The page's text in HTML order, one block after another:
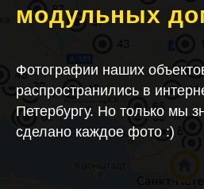
модульных
Фотографии наших
распространились в
Петербургу. Но только мы
сделано каждое фото :)